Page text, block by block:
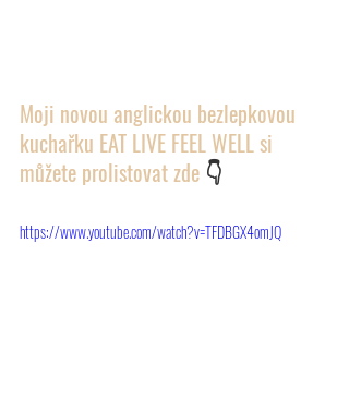
Moji novou anglickou bezlepkovou
kuchařku EAT LIVE FEEL WELL si
můžete prolistovat zde 👇
https://www.youtube.com/watch?v=TFDBGX4omJQ